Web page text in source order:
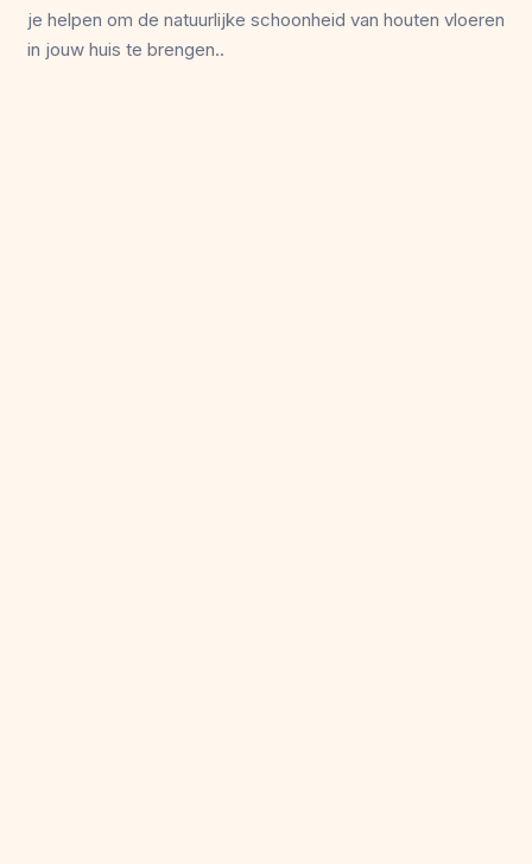
je helpen om de natuurlijke schoonheid van houten vloeren
in jouw huis te brengen..